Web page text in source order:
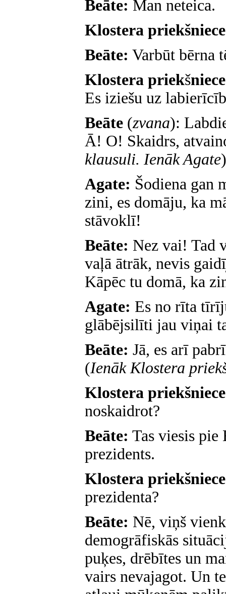
Beāte: Man neteica.
Klostera
Beāte: Varbūt bērna
Klostera priekš
Es iziešu uz
Beāte (zvana):
Ā! O! Skaidrs,
klausuli. Ienāk Agate)
Agate: Šodiena gan
zini, es domāju, ka
stāvoklī!
Beāte: Nez vai! Tad
vaļā ātrāk, nevis
Kāpēc tu domā, ka
Agate: Es no rīta
glābējsilīti jau viņai
Beāte: Jā, es arī
(Ienāk Klostera
Klostera
noskaidrot?
Beāte: Tas viesis pie
prezidents.
Klostera
prezidenta?
Beāte: Nē, viņš
demogrāfiskās
puķes, drēbītes un
vairs nevajagot. Un